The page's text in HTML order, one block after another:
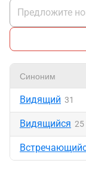
Синоним
Видящий 31
Видящийся 25